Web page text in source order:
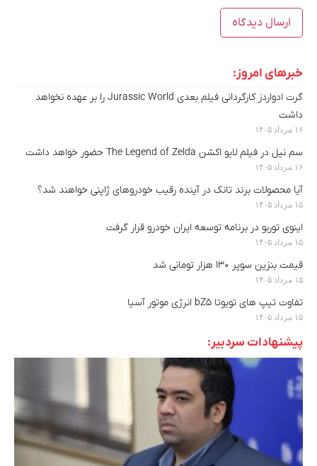
خبرهای امروز:
گرت ادواردز کارگردانی فیلم بعدی Jurassic World را بر عهده نخواهد
داشت
۱۶ مرداد ۱۴۰۵
سم نیل در فیلم لایو اکشن The Legend of Zelda حضور خواهد داشت
۱۶ مرداد ۱۴۰۵
آیا محصولات برند تانک در آینده رقیب خودروهای ژاپنی خواهند شد؟
۱۵ مرداد ۱۴۰۵
اینوی توربو در برنامه توسعه ایران خودرو قرار گرفت
۱۵ مرداد ۱۴۰۵
قیمت بنزین سوپر ۱۳۰ هزار تومانی شد
۱۵ مرداد ۱۴۰۵
تفاوت تیپ های تویوتا bZ5 انرژی موتور آسیا
۱۵ مرداد ۱۴۰۵
پیشنهادات سردبیر: